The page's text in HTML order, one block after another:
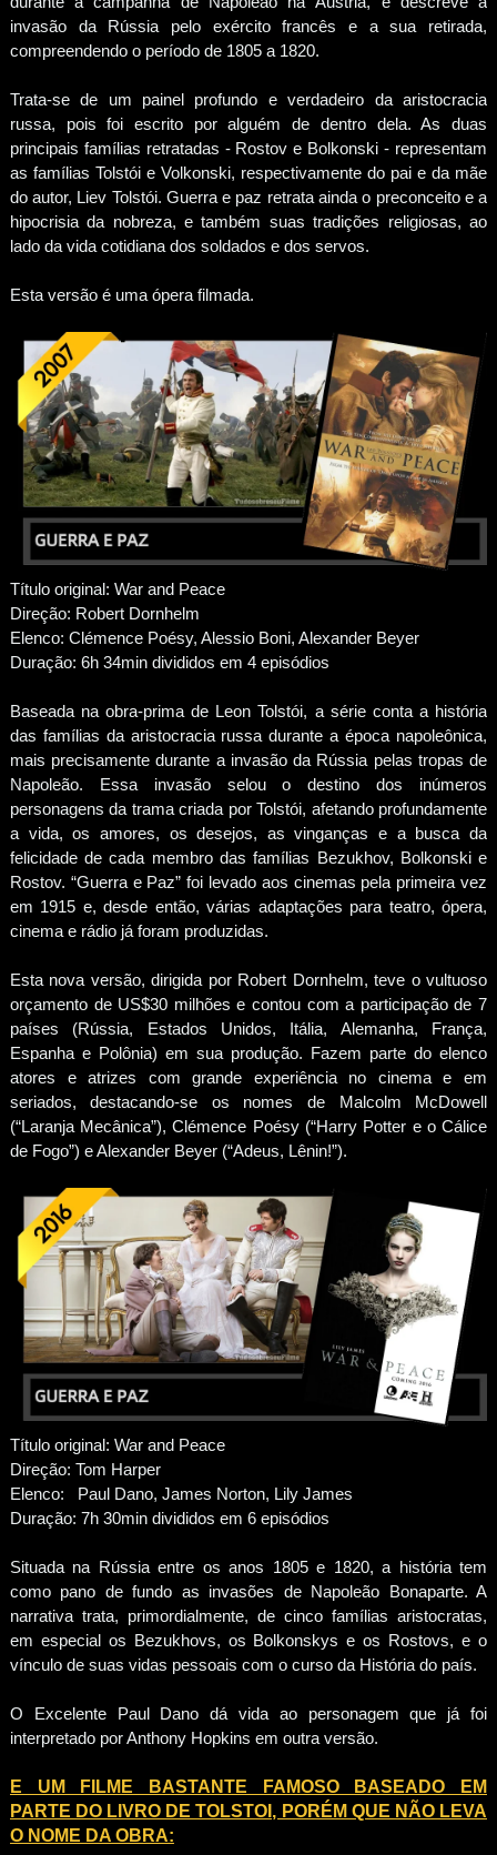
invasão da Rússia pelo exército francês e a sua retirada,
compreendendo o período de 1805 a 1820.
Trata-se de um painel profundo e verdadeiro da aristocracia
russa, pois foi escrito por alguém de dentro dela. As duas
principais famílias retratadas - Rostov e Bolkonski - representam
as famílias Tolstói e Volkonski, respectivamente do pai e da mãe
do autor, Liev Tolstói. Guerra e paz retrata ainda o preconceito e a
hipocrisia da nobreza, e também suas tradições religiosas, ao
lado da vida cotidiana dos soldados e dos servos.
Esta versão é uma ópera filmada.
Título original: War and Peace
Direção: Robert Dornhelm
Elenco: Clémence Poésy, Alessio Boni, Alexander Beyer
Duração: 6h 34min divididos em 4 episódios
Baseada na obra-prima de Leon Tolstói, a série conta a história
das famílias da aristocracia russa durante a época napoleônica,
mais precisamente durante a invasão da Rússia pelas tropas de
Napoleão. Essa invasão selou o destino dos inúmeros
personagens da trama criada por Tolstói, afetando profundamente
a vida, os amores, os desejos, as vinganças e a busca da
felicidade de cada membro das famílias Bezukhov, Bolkonski e
Rostov. “Guerra e Paz” foi levado aos cinemas pela primeira vez
em 1915 e, desde então, várias adaptações para teatro, ópera,
cinema e rádio já foram produzidas.
Esta nova versão, dirigida por Robert Dornhelm, teve o vultuoso
orçamento de US$30 milhões e contou com a participação de 7
países (Rússia, Estados Unidos, Itália, Alemanha, França,
Espanha e Polônia) em sua produção. Fazem parte do elenco
atores e atrizes com grande experiência no cinema e em
seriados, destacando-se os nomes de Malcolm McDowell
(“Laranja Mecânica”), Clémence Poésy (“Harry Potter e o Cálice
de Fogo”) e Alexander Beyer (“Adeus, Lênin!”).
Título original: War and Peace
Direção: Tom Harper
Elenco: Paul Dano, James Norton, Lily James
Duração: 7h 30min divididos em 6 episódios
Situada na Rússia entre os anos 1805 e 1820, a história tem
como pano de fundo as invasões de Napoleão Bonaparte. A
narrativa trata, primordialmente, de cinco famílias aristocratas,
em especial os Bezukhovs, os Bolkonskys e os Rostovs, e o
vínculo de suas vidas pessoais com o curso da História do país.
O Excelente Paul Dano dá vida ao personagem que já foi
interpretado por Anthony Hopkins em outra versão.
E UM FILME BASTANTE FAMOSO BASEADO EM
PARTE DO LIVRO DE TOLSTOI, PORÉM QUE NÃO LEVA
O NOME DA OBRA: